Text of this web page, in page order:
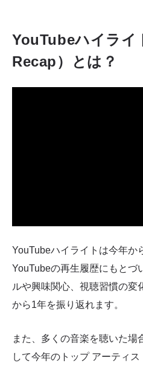
YouTubeハイライ
Recap）とは？
YouTubeハイライトは今年か
YouTubeの再生履歴にもとづ
ルや興味関心、視聴習慣の変
から1年を振り返れます。
また、多くの音楽を聴いた場
して今年のトップ アーティ